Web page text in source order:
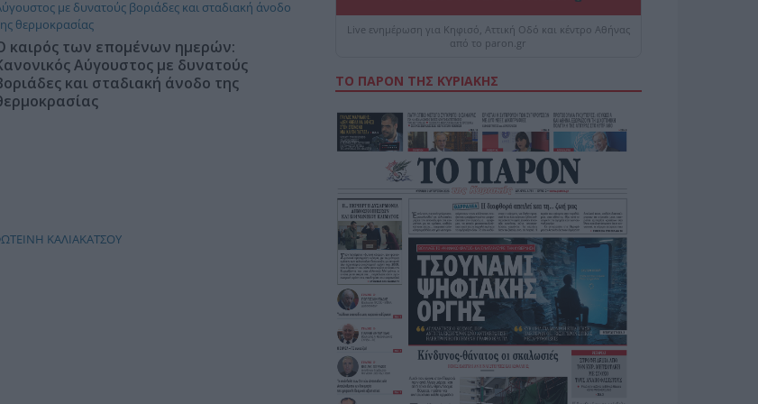
καιρός των επομένων ημερών:
Αύγουστος με δυνατούς
και σταδιακή άνοδο της
ΚΑΛΙΑΚΑΤΣΟΥ
Live ενημέρωση για Κηφισό, Αττική Οδό και κέντρο Αθήνας
από το paron.gr
ΤΟ ΠΑΡΟΝ ΤΗΣ ΚΥΡΙΑΚΗΣ